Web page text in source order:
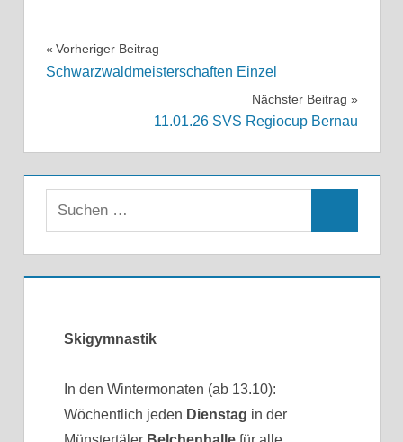
Beitragsnavigation
Vorheriger Beitrag
Schwarzwaldmeisterschaften Einzel
Nächster Beitrag
11.01.26 SVS Regiocup Bernau
Skigymnastik
In den Wintermonaten (ab 13.10):
Wöchentlich jeden Dienstag in der